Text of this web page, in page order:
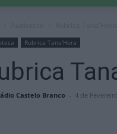
Rubrica Tana'Hora
Castelo Branco - 4 de